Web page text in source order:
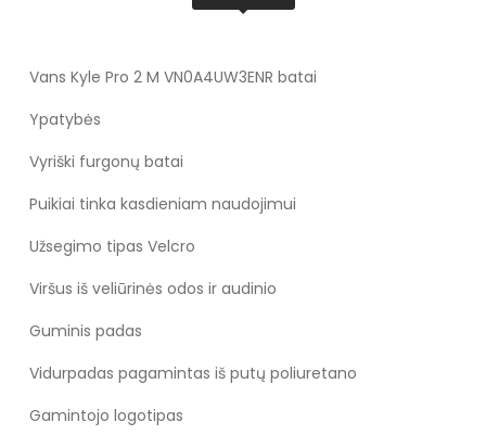
Vans Kyle Pro 2 M VN0A4UW3ENR batai
Ypatybės
Vyriški furgonų batai
Puikiai tinka kasdieniam naudojimui
Užsegimo tipas Velcro
Viršus iš veliūrinės odos ir audinio
Guminis padas
Vidurpadas pagamintas iš putų poliuretano
Gamintojo logotipas